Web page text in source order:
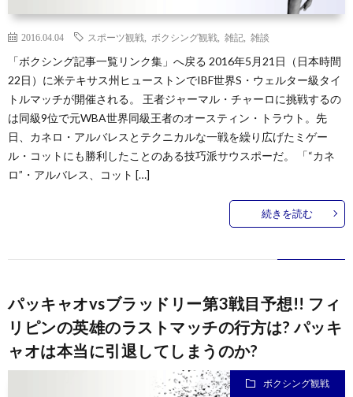
2016.04.04 スポーツ観戦 ボクシング観戦 雑記 雑談
「ボクシング記事一覧リンク集」へ戻る 2016年5月21日（日本時間
22日）に米テキサス州ヒューストンでIBF世界S・ウェルター級タイ
トルマッチが開催される。 王者ジャーマル・チャーロに挑戦するの
は同級9位で元WBA世界同級王者のオースティン・トラウト。先
日、カネロ・アルバレスとテクニカルな一戦を繰り広げたミゲー
ル・コットにも勝利したことのある技巧派サウスポーだ。 「“カネ
ロ”・アルバレス、コット […]
続きを読む
パッキャオvsブラッドリー第3戦目予想!! フィ
リピンの英雄のラストマッチの行方は? パッキ
ャオは本当に引退してしまうのか?
ボクシング観戦